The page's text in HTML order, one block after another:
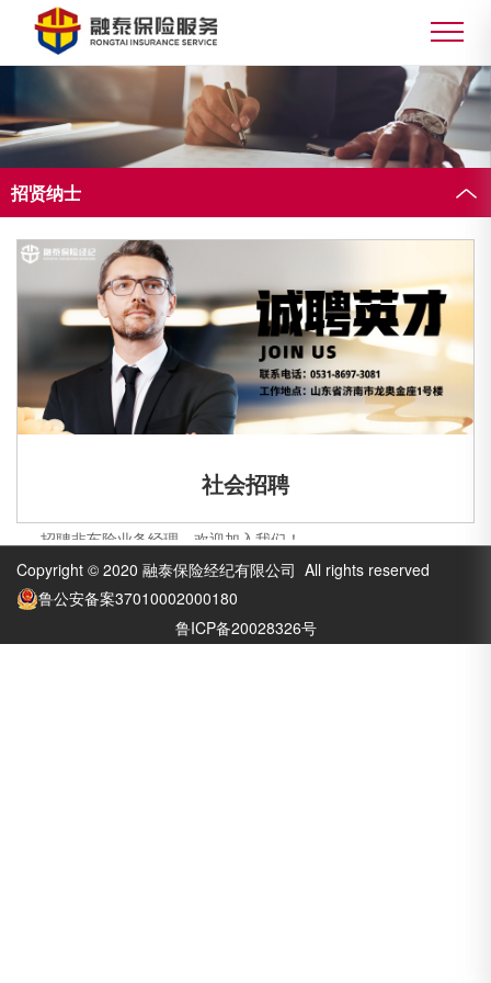
招贤纳士
社会招聘
招聘非车险业务经理，欢迎加入我们！
Copyright © 2020 融泰保险经纪有限公司 All rights reserved
鲁公安备案37010002000180
鲁ICP备20028326号